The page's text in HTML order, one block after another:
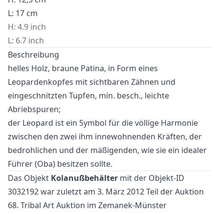
L: 17 cm
H: 4.9 inch
L: 6.7 inch
Beschreibung
helles Holz, braune Patina, in Form eines
Leopardenkopfes mit sichtbaren Zähnen und
eingeschnitzten Tupfen, min. besch., leichte
Abriebspuren;
der Leopard ist ein Symbol für die völlige Harmonie
zwischen den zwei ihm innewohnenden Kräften, der
bedrohlichen und der mäßigenden, wie sie ein idealer
Führer (Oba) besitzen sollte.
Das Objekt Kolanußbehälter mit der Objekt-ID
3032192 war zuletzt am 3. März 2012 Teil der Auktion
68. Tribal Art Auktion im Zemanek-Münster